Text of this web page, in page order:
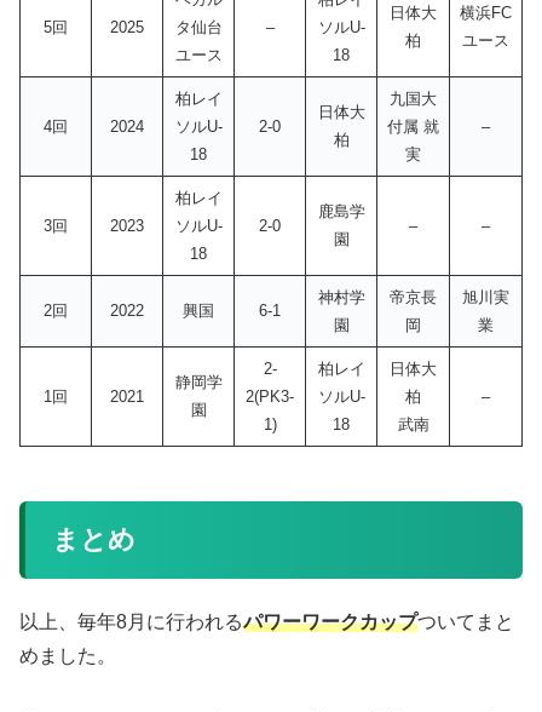
5回 2025
タ仙台
ユース
–
ソルU-
18
日体大
柏
横浜FC
ユース
4回 2024
柏レイ
ソルU-
18
2-0
日体大
柏
九国大
付属 就
実
–
3回 2023
柏レイ
ソルU-
18
2-0
鹿島学
園
– –
2回 2022 興国 6-1
神村学
園
帝京長
岡
旭川実
業
1回 2021
静岡学
園
2-
2(PK3-
1)
柏レイ
ソルU-
18
日体大
柏
武南
–
まとめ
以上、毎年8月に行われるパワーワークカップついてまと
めました。